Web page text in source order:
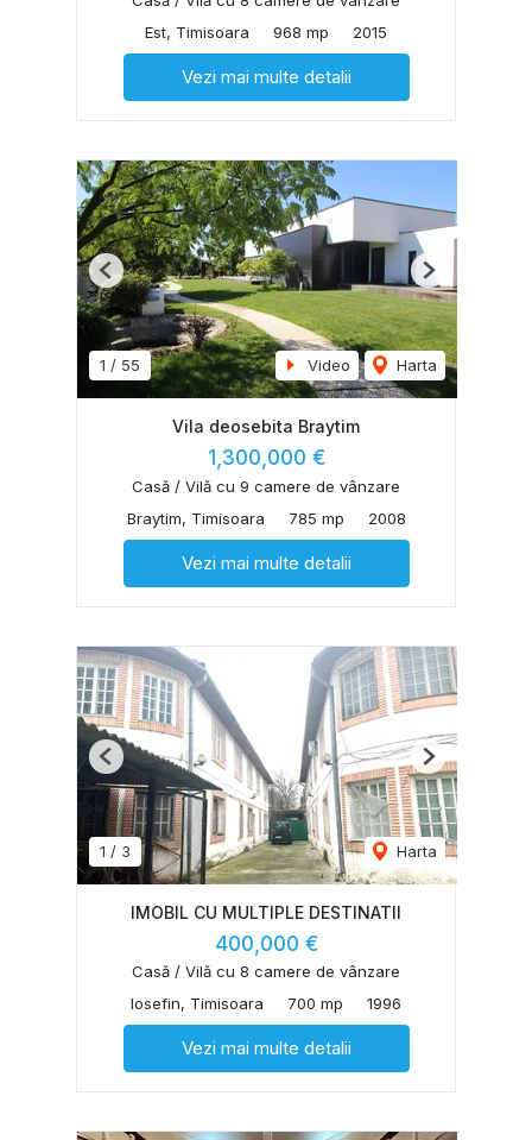
Est, Timisoara
968 mp 2015
Vezi mai multe detalii
1 / 55 Video Harta
Previous Next
Vila deosebita Braytim
1,300,000 €
Casă / Vilă cu 9 camere de vânzare
Braytim, Timisoara
785 mp 2008
Vezi mai multe detalii
1 / 3 Harta
Previous Next
IMOBIL CU MULTIPLE DESTINATII
400,000 €
Casă / Vilă cu 8 camere de vânzare
Iosefin, Timisoara
700 mp 1996
Vezi mai multe detalii